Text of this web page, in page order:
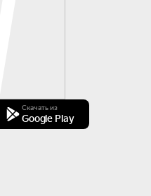
Скачать из
Google Play